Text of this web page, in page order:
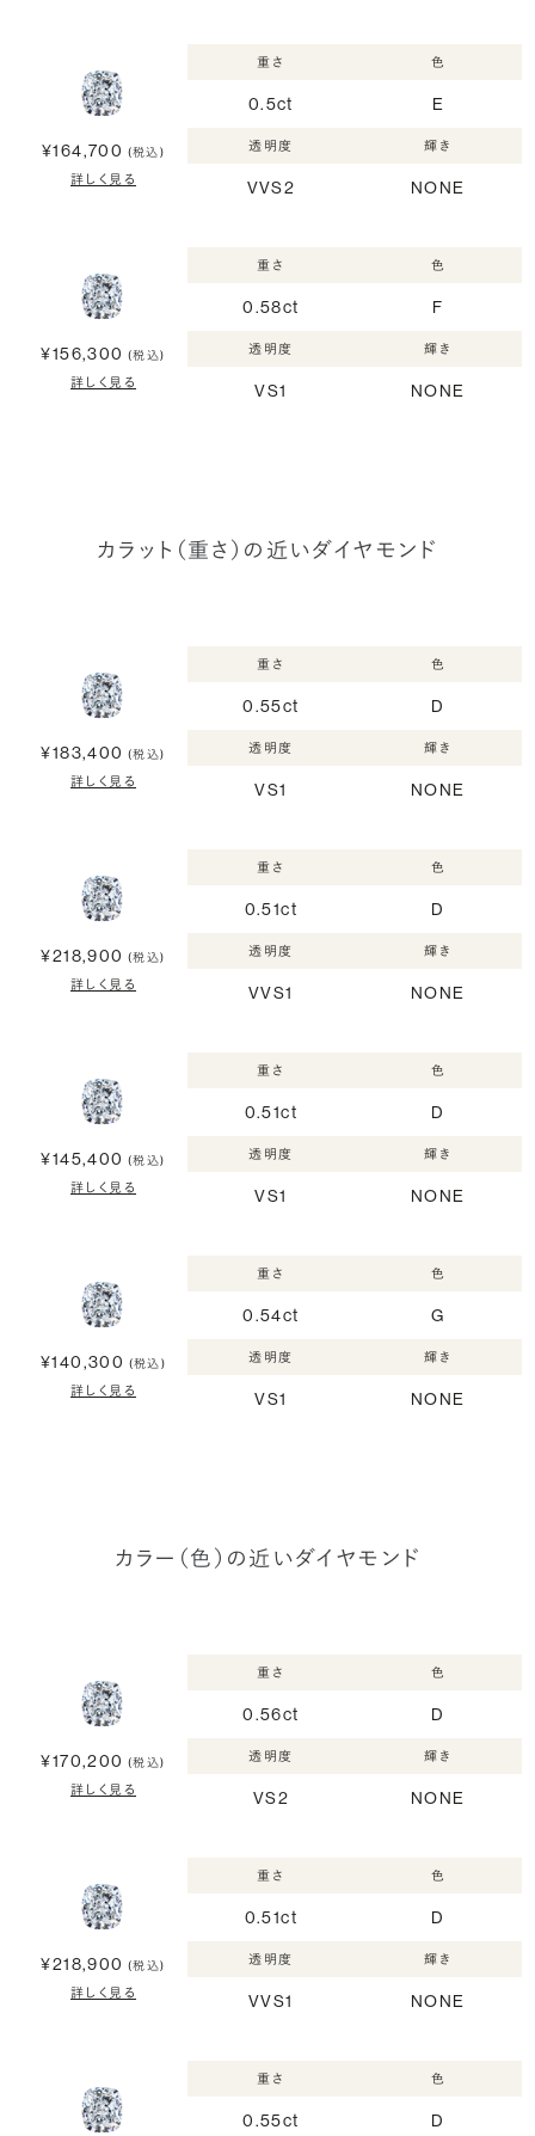
¥164,700 (税込)
詳しく見る
重さ
0.5ct
色
E
透明度
VVS2
輝き
NONE
¥156,300 (税込)
詳しく見る
重さ
0.58ct
色
F
透明度
VS1
輝き
NONE
カラット（重さ）の近いダイヤモンド
¥183,400 (税込)
詳しく見る
重さ
0.55ct
色
D
透明度
VS1
輝き
NONE
¥218,900 (税込)
詳しく見る
重さ
0.51ct
色
D
透明度
VVS1
輝き
NONE
¥145,400 (税込)
詳しく見る
重さ
0.51ct
色
D
透明度
VS1
輝き
NONE
¥140,300 (税込)
詳しく見る
重さ
0.54ct
色
G
透明度
VS1
輝き
NONE
カラー（色）の近いダイヤモンド
¥170,200 (税込)
詳しく見る
重さ
0.56ct
色
D
透明度
VS2
輝き
NONE
¥218,900 (税込)
詳しく見る
重さ
0.51ct
色
D
透明度
VVS1
輝き
NONE
重さ
0.55ct
色
D